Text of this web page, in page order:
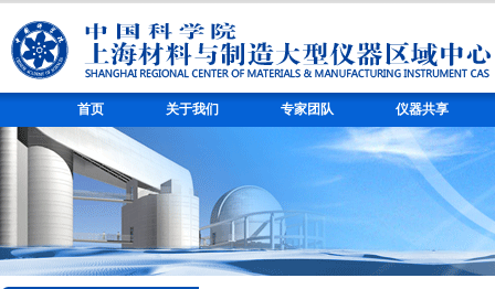
首页 关于我们 专家团队 仪器共享